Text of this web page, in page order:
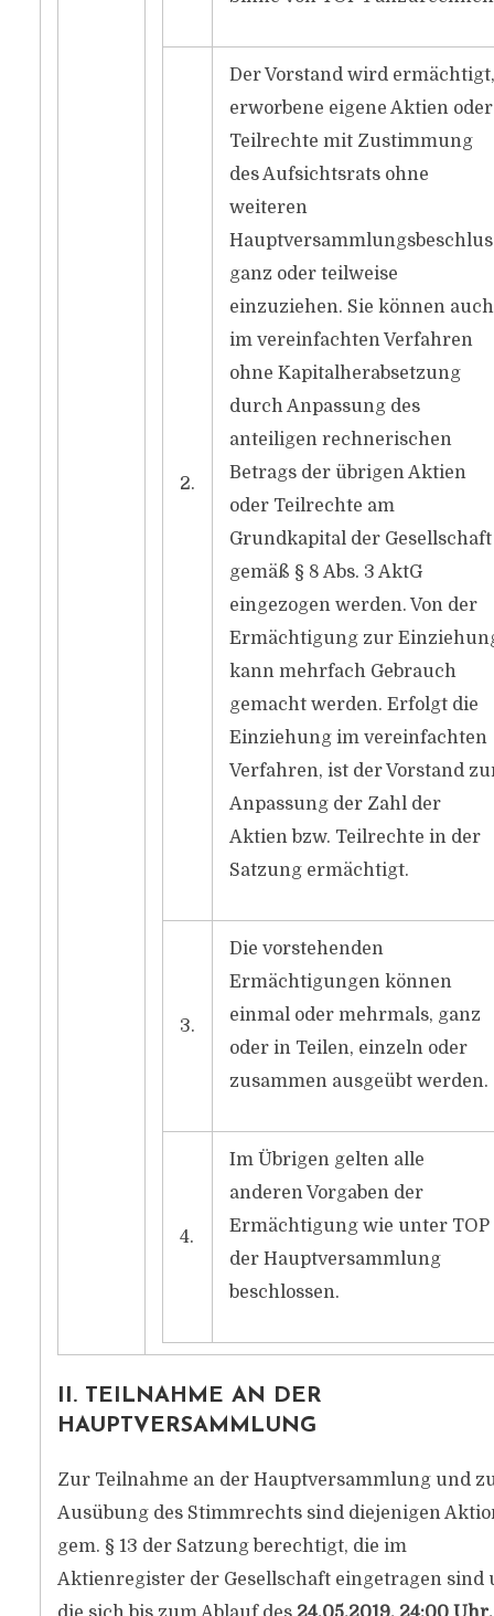
2.
Der Vorstand wird ermächtigt,
erworbene eigene Aktien oder
Teilrechte mit Zustimmung
des Aufsichtsrats ohne
weiteren
ganz oder teilweise
einzuziehen. Sie können auch
im vereinfachten Verfahren
ohne Kapitalherabsetzung
durch Anpassung des
anteiligen rechnerischen
Betrags der übrigen Aktien
oder Teilrechte am
Grundkapital der Gesellschaft
gemäß § 8 Abs. 3 AktG
eingezogen werden. Von der
Ermächtigung zur
kann mehrfach Gebrauch
gemacht werden. Erfolgt die
Einziehung im vereinfachten
Verfahren, ist der Vorstand
Anpassung der Zahl der
Aktien bzw. Teilrechte in der
Satzung ermächtigt.
3.
Die vorstehenden
Ermächtigungen können
einmal oder mehrmals, ganz
oder in Teilen, einzeln oder
zusammen ausgeübt werden.
4.
Im Übrigen gelten alle
anderen Vorgaben der
Ermächtigung wie unter TOP
der Hauptversammlung
beschlossen.
II. TEILNAHME AN DER
HAUPTVERSAMMLUNG
Zur Teilnahme an der Hauptversammlung und
Ausübung des Stimmrechts sind diejenigen
gem. § 13 der Satzung berechtigt, die im
Aktienregister der Gesellschaft eingetragen sind